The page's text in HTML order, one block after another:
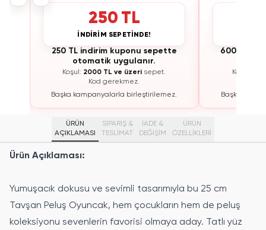
250 TL
İNDİRİM SEPETİNDE!
250 TL indirim kuponu sepette
otomatik uygulanır.
Koşul: 2000 TL ve üzeri sepet.
Kod gerekmez.
Başka kampanyalarla birleştirilemez.
600 TL
Koşul:
Başka
ÜRÜN
AÇIKLAMASI
SİPARİŞ &
TESLİMAT
İADE &
DEĞİŞİM
ÜRÜN
ÖZELLIKLERI
Ürün Açıklaması:
Yumuşacık dokusu ve sevimli tasarımıyla bu 25 cm
Tavşan Peluş Oyuncak, hem çocukların hem de peluş
koleksiyonu sevenlerin favorisi olmaya aday. Tatlı yüz